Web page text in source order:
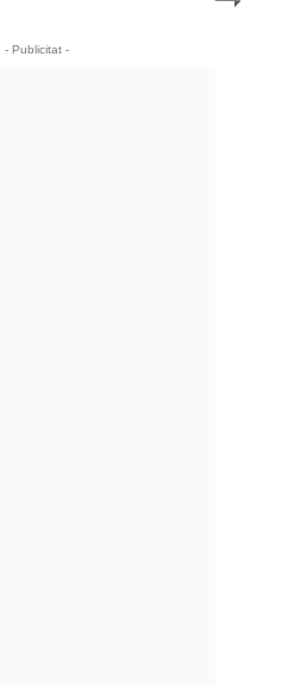
- Publicitat -